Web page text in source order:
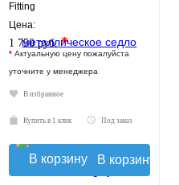
Fitting
Цена:
1 750 руб.*
* Актуальную цену пожалуйста
уточните у менеджера
В избранное
Купить в 1 клик Под заказ
В корзину